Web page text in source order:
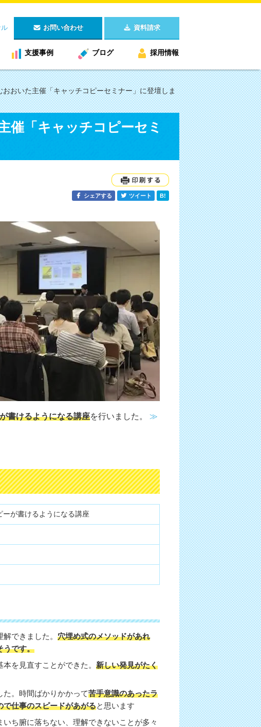
お問い合わせ 資料請求
支援事例 ブログ 採用情報
おいた主催「キャッチコピーセミナー」に登壇しま
催「キャッチコピーセミ
シェアする ツイート B!
書けるようになる講座を行いました。 ≫
ーが書けるようになる講座
できました。 穴埋め式のメソッドがあれ
うです。
を見直すことができた。 新しい発見がたく
。時間ばかりかかって苦手意識のあったラ
仕事のスピードがあがると思います
ち腑に落ちない、理解できないことが多々